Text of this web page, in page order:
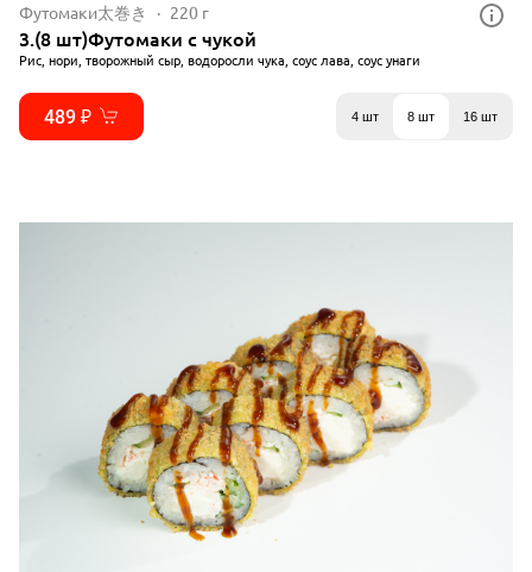
Футомаки太巻き 220 г
3.(8 шт)Футомаки с чукой
Рис, нори, творожный сыр, водоросли чука, соус лава, соус унаги
489 ₽ 4 шт 8 шт 16 шт